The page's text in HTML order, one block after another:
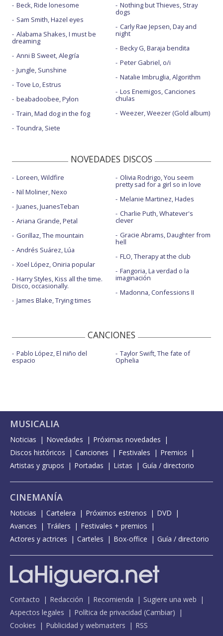
Beck, Ride lonesome
Sam Smith, Hazel eyes
Alabama Shakes, I must be
dreaming
Anni B Sweet, Alegría
Jungle, Sunshine
Tove Lo, Estrus
beabadoobee, Pylon
Train, Mad dog in the fog
Toundra, Siete
Nothing but Thieves, Stray
dogs
Carly Rae Jepsen, Day and
night
Becky G, Baraja bendita
Peter Gabriel, o/i
Natalie Imbruglia, Algorithm
Los Enemigos, Canciones
chulas
Weezer, Weezer (Gold album)
NOVEDADES DISCOS
Loreen, Wildfire
Nil Moliner, Nexo
Juanes, JuanesTeban
Ariana Grande, Petal
Gorillaz, The mountain
Andrés Suárez, Lúa
Xoel López, Oniria popular
Harry Styles, Kiss all the time.
Disco, occasionally.
James Blake, Trying times
Olivia Rodrigo, You seem
pretty sad for a girl so in love
Melanie Martinez, Hades
Charlie Puth, Whatever's
clever
Gracie Abrams, Daughter from
hell
FLO, Therapy at the club
Fangoria, La verdad o la
imaginación
Madonna, Confessions II
CANCIONES
Pablo López, El niño del
espacio
Taylor Swift, The fate of
Ophelia
MUSICALIA
Noticias Novedades
Próximas novedades
Discos históricos
Canciones Festivales
Premios
Artistas y grupos
Portadas Listas Guía / directorio
CINEMANÍA
Noticias Cartelera Próximos estrenos
DVD
Avances
Tráilers
Festivales + premios
Actores y actrices
Carteles Box-office Guía / directorio
Contacto Redacción Recomienda
Sugiere una web
Aspectos legales
Política de privacidad (Cambiar)
Cookies
Publicidad y webmasters RSS